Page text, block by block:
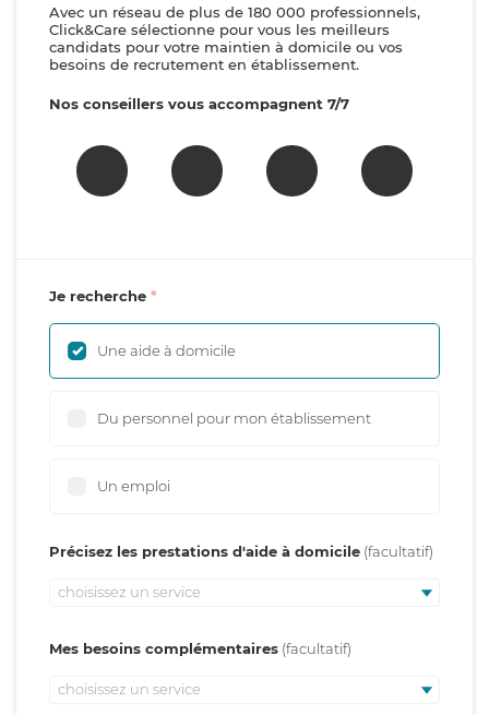
Avec un réseau de plus de 180 000 professionnels,
Click&Care sélectionne pour vous les meilleurs
candidats pour votre maintien à domicile ou vos
besoins de recrutement en établissement.
Nos conseillers vous accompagnent 7/7
Je recherche
Une aide à domicile
Du personnel pour mon établissement
Un emploi
Précisez les prestations d'aide à domicile
choisissez un service
Mes besoins complémentaires
choisissez un service